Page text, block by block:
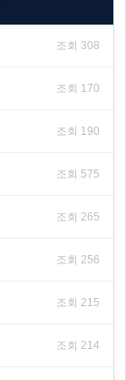
조회 308
조회 170
조회 190
조회 575
조회 265
조회 256
조회 215
조회 214